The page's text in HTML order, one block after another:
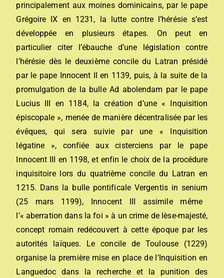
principalement aux moines dominicains, par le pape
Grégoire IX en 1231, la lutte contre l’hérésie s’est
développée en plusieurs étapes. On peut en
particulier citer l’ébauche d’une législation contre
l’hérésie dès le deuxième concile du Latran présidé
par le pape Innocent II en 1139, puis, à la suite de la
promulgation de la bulleAd abolendam par le pape
Lucius III en 1184, la création d’une « Inquisition
épiscopale », menée de manière décentralisée par les
évêques, qui sera suivie par une « Inquisition
légatine », confiée auxcisterciens par le pape
Innocent III en 1198, et enfin le choix de la procédure
inquisitoire lors du quatrième concile du Latran en
1215. Dans la bulle pontificale Vergentis in senium
(25 mars 1199), Innocent III assimile même
l’« aberration dans la foi » à un crime de lèse-majesté,
concept romain redécouvert à cette époque par les
autorités laïques. Leconcile de Toulouse (1229)
organise la première mise en place de l’Inquisition en
Languedoc dans la recherche et la punition des